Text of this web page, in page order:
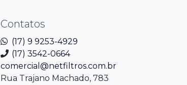
Contatos
(17) 9 9253-4929
(17) 3542-0664
comercial@netfiltros.com.br
Rua Trajano Machado, 783